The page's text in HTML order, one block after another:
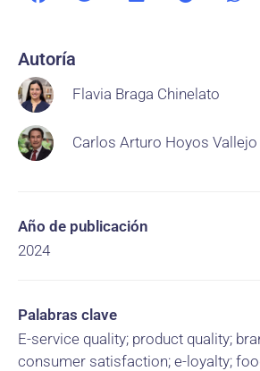
Autoría
Flavia Braga Chinelato
Carlos Arturo Hoyos Vallejo
Año de publicación
2024
Palabras clave
E-service quality; product quality;
consumer satisfaction; e-loyalty;